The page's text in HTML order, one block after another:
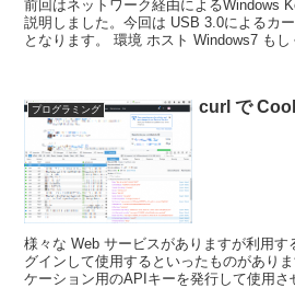
前回はネットワーク経由によるWindows
説明しました。今回は USB 3.0によるカ
となります。 環境 ホスト Windows7 も
プログラミング curl で
様々な Web サービスがありますが利用す
グインして使用するといったものがあり
ケーション用のAPIキーを発行して使用さ